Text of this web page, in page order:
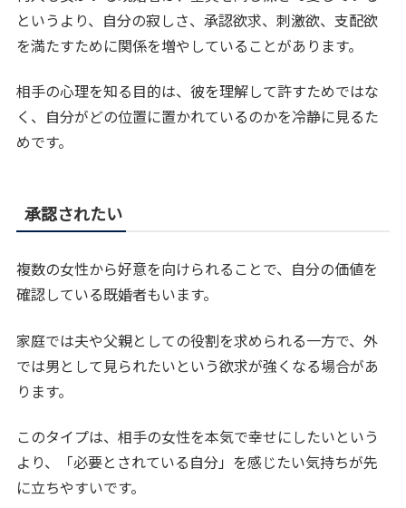
というより、自分の寂しさ、承認欲求、刺激欲、支配欲
を満たすために関係を増やしていることがあります。
相手の心理を知る目的は、彼を理解して許すためではな
く、自分がどの位置に置かれているのかを冷静に見るた
めです。
承認されたい
複数の女性から好意を向けられることで、自分の価値を
確認している既婚者もいます。
家庭では夫や父親としての役割を求められる一方で、外
では男として見られたいという欲求が強くなる場合があ
ります。
このタイプは、相手の女性を本気で幸せにしたいという
より、「必要とされている自分」を感じたい気持ちが先
に立ちやすいです。